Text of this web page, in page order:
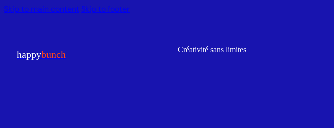
Skip to main content Skip to footer
happybunch Créativité sans limites